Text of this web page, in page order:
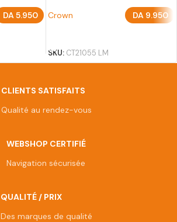
DA5.950 Crown DA 9.950
SKU: CT21055 LM
CLIENTS SATISFAITS
Qualité au rendez-vous
WEBSHOP CERTIFIÉ
Navigation sécurisée
QUALITÉ / PRIX
Des marques de qualité